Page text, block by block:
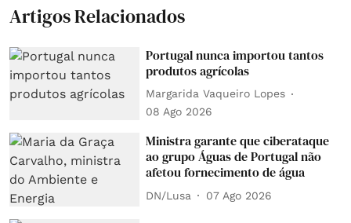
Artigos Relacionados
Portugal nunca importou tantos
produtos agrícolas
Margarida Vaqueiro Lopes
08 Ago 2026
Ministra garante que ciberataque
ao grupo Águas de Portugal não
afetou fornecimento de água
DN/Lusa 07 Ago 2026